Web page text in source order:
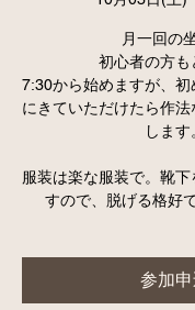
月一回の
初心者の方も
7:30から始めますが、
にきていただけたら作
します
服装は楽な服装で。靴
すので、脱げる格好
参加